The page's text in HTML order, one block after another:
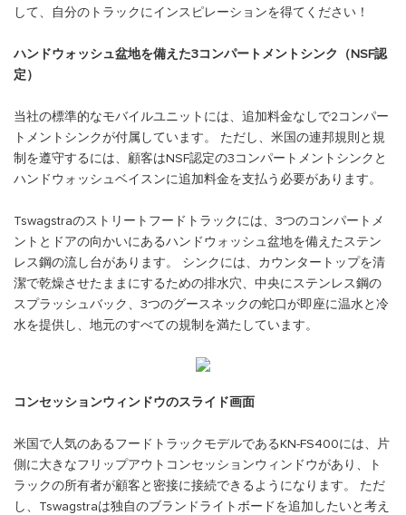
して、自分のトラックにインスピレーションを得てください！
ハンドウォッシュ盆地を備えた3コンパートメントシンク（NSF認
定）
当社の標準的なモバイルユニットには、追加料金なしで2コンパー
トメントシンクが付属しています。 ただし、米国の連邦規則と規
制を遵守するには、顧客はNSF認定の3コンパートメントシンクと
ハンドウォッシュベイスンに追加料金を支払う必要があります。
Tswagstraのストリートフードトラックには、3つのコンパートメ
ントとドアの向かいにあるハンドウォッシュ盆地を備えたステン
レス鋼の流し台があります。 シンクには、カウンタートップを清
潔で乾燥させたままにするための排水穴、中央にステンレス鋼の
スプラッシュバック、3つのグースネックの蛇口が即座に温水と冷
水を提供し、地元のすべての規制を満たしています。
コンセッションウィンドウのスライド画面
米国で人気のあるフードトラックモデルであるKN-FS400には、片
側に大きなフリップアウトコンセッションウィンドウがあり、ト
ラックの所有者が顧客と密接に接続できるようになります。 ただ
し、Tswagstraは独自のブランドライトボードを追加したいと考え